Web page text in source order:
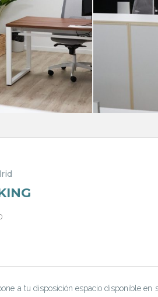
a tu disposición espacio disponible en